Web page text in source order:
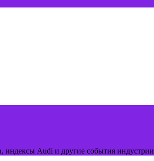
индексы Audi и другие события индустрии